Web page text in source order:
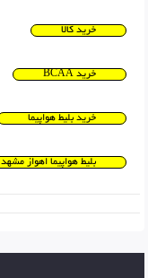
خرید کالا
خرید BCAA
خرید بلیط هواپیما
بلیط هواپیما اهواز مشهد